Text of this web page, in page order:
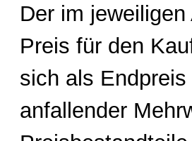
Der im
Preis für den
sich als
anfallender